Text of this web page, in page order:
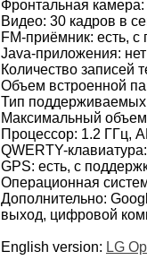
Фронтальная
Видео: 30 кадров в
FM-приёмник: есть,
Java-приложения: нет
Количество записей
Объем встроенной
Тип поддерживаемых
Максимальный
Процессор: 1.2 ГГц,
QWERTY-
GPS: есть, с
Операционная
Дополнительно:
выход, цифровой
English version: LG